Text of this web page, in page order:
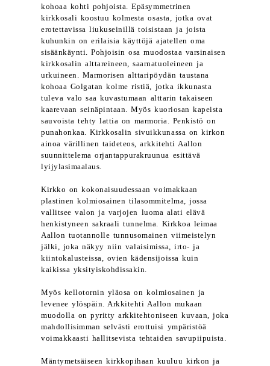
kohoaa kohti pohjoista. Epäsymmetrinen
kirkkosali koostuu kolmesta osasta, jotka ovat
erotettavissa liukuseinillä toisistaan ja joista
kuhunkin on erilaisia käyttöjä ajatellen oma
sisäänkäynti. Pohjoisin osa muodostaa varsinaisen
kirkkosalin alttareineen, saarnatuoleineen ja
urkuineen. Marmorisen alttaripöydän taustana
kohoaa Golgatan kolme ristiä, jotka ikkunasta
tuleva valo saa kuvastumaan alttarin takaiseen
kaarevaan seinäpintaan. Myös kuoriosan kapeista
sauvoista tehty lattia on marmoria. Penkistö on
punahonkaa. Kirkkosalin sivuikkunassa on kirkon
ainoa värillinen taideteos, arkkitehti Aallon
suunnittelema orjantappurakruunua esittävä
lyijylasimaalaus.
Kirkko on kokonaisuudessaan voimakkaan
plastinen kolmiosainen tilasommitelma, jossa
vallitsee valon ja varjojen luoma alati elävä
henkistyneen sakraali tunnelma. Kirkkoa leimaa
Aallon tuotannolle tunnusomainen viimeistelyn
jälki, joka näkyy niin valaisimissa, irto- ja
kiintokalusteissa, ovien kädensijoissa kuin
kaikissa yksityiskohdissakin.
Myös kellotornin yläosa on kolmiosainen ja
levenee ylöspäin. Arkkitehti Aallon mukaan
muodolla on pyritty arkkitehtoniseen kuvaan, joka
mahdollisimman selvästi erottuisi ympäristöä
voimakkaasti hallitsevista tehtaiden savupiipuista.
Mäntymetsäiseen kirkkopihaan kuuluu kirkon ja